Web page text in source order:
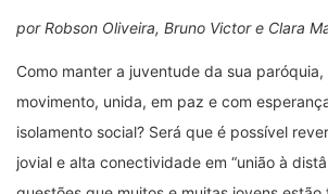
por Robson Oliveira, Bruno Victor e Clara
Como manter a juventude da sua paróquia,
movimento, unida, em paz e com
isolamento social? Será que é possível
jovial e alta conectividade em “união à